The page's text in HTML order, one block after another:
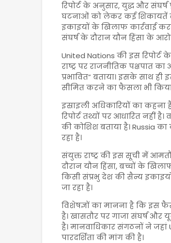
रिपोर्ट के अनुसार, युद्ध और
घटनाओं को लेकर कई शिकायतें
इकाइयों के खिलाफ कार्रवाई
संघर्ष के दौरान यौन हिंसा के
United Nations की इस रिपोर्ट
राष्ट्र पर राजनीतिक पक्षपात
प्रभावित” बताया। इसके साथ
सीमित करने का फैसला भी
इस्राइली अधिकारियों का
रिपोर्ट तथ्यों पर आधारित नहीं
की कोशिश बताया है। Russia
रहा है।
संयुक्त राष्ट्र की इस सूची में
दौरान यौन हिंसा, बच्चों के
किसी संप्रभु देश की सैन्य
जा रहा है।
विशेषज्ञों का मानना है कि इस
है। खासतौर पर गाजा संघर्ष और
है। मानवाधिकार संगठनों ने जहां
पारदर्शिता की मांग की है।